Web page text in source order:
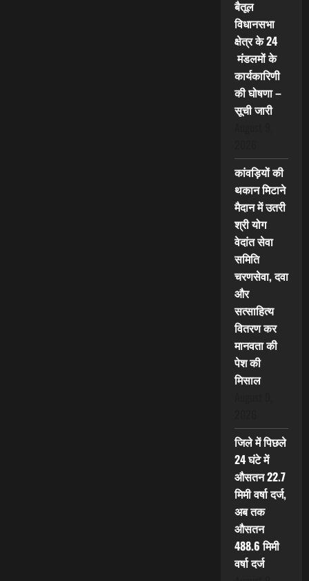
बैतूल
विधानसभा
क्षेत्र के 24
मंडलमों के
कार्यकारिणी
की घोषणा –
सूची जारी
कांवड़ियों की
थकान मिटाने
मैदान में उतरी
श्री योग
वेदांत सेवा
समिति
चरणसेवा, दवा
और
सत्साहित्य
वितरण कर
मानवता की
पेश की
मिसाल
जिले में पिछले
24 घंटे में
औसतन 22.7
मिमी वर्षा दर्ज,
अब तक
औसतन
488.6 मिमी
वर्षा दर्ज